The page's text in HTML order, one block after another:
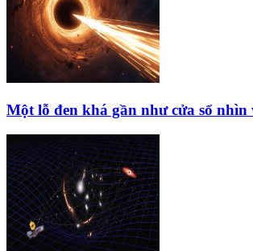
Một lỗ đen khá gần như cửa sổ